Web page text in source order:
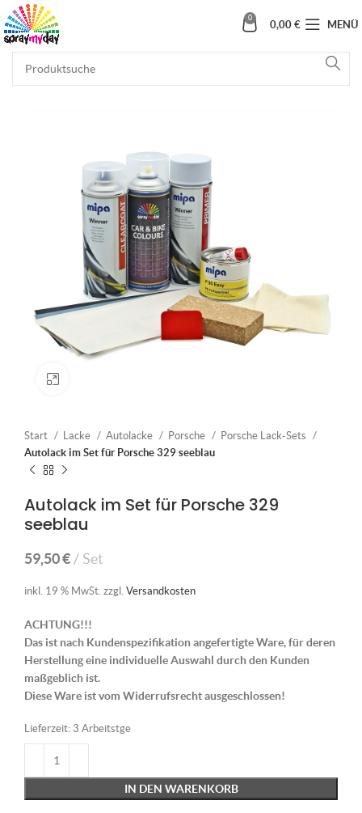
0
0,00 € MENÜ
Start Lacke Autolacke Porsche
Porsche Lack-Sets
Autolack im Set für Porsche 329 seeblau
Autolack im Set für Porsche 329
seeblau
59,50€ Set
inkl. 19 % MwSt. zzgl. Versandkosten
ACHTUNG!!!
Das ist nach Kundenspezifikation angefertigte Ware, für deren
Herstellung eine individuelle Auswahl durch den Kunden
maßgeblich ist.
Diese Ware ist vom Widerrufsrecht ausgeschlossen!
Lieferzeit: 3 Arbeitstge
IN DEN WARENKORB